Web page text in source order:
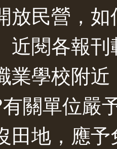
放民營，
近閱各報
業學校附
關單位嚴
田地，應